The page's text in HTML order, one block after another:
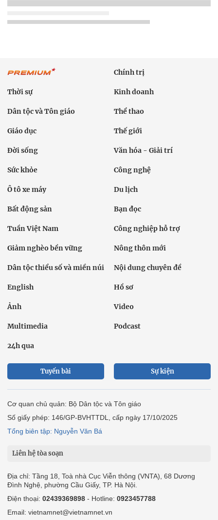
Chính trị
Thời sự Kinh doanh
Dân tộc và Tôn giáo Thể thao
Giáo dục Thế giới
Đời sống Văn hóa - Giải trí
Sức khỏe Công nghệ
Ô tô xe máy Du lịch
Bất động sản Bạn đọc
Tuần Việt Nam Công nghiệp hỗ trợ
Giảm nghèo bền vững Nông thôn mới
Dân tộc thiểu số và miền núi Nội dung chuyên đề
English Hồ sơ
Ảnh Video
Multimedia Podcast
24h qua
Tuyến bài Sự kiện
Cơ quan chủ quản: Bộ Dân tộc và Tôn giáo
Số giấy phép: 146/GP-BVHTTDL, cấp ngày 17/10/2025
Tổng biên tập: Nguyễn Văn Bá
Liên hệ tòa soạn
Địa chỉ: Tầng 18, Toà nhà Cục Viễn thông (VNTA), 68 Dương
Đình Nghệ, phường Cầu Giấy, TP. Hà Nội.
Điện thoại: 02439369898 - Hotline: 0923457788
Email: vietnamnet@vietnamnet.vn